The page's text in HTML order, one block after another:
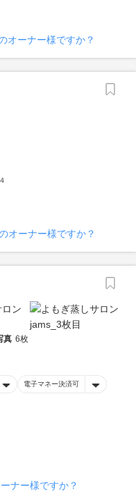
オーナー様ですか？
オーナー様ですか？
真 6枚
電子マネー決済可
ナー様ですか？